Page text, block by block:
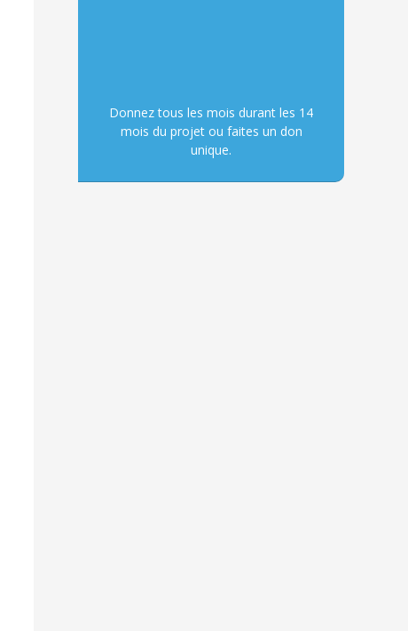
Donnez tous les mois durant les 14
mois du projet ou faites un don
unique.